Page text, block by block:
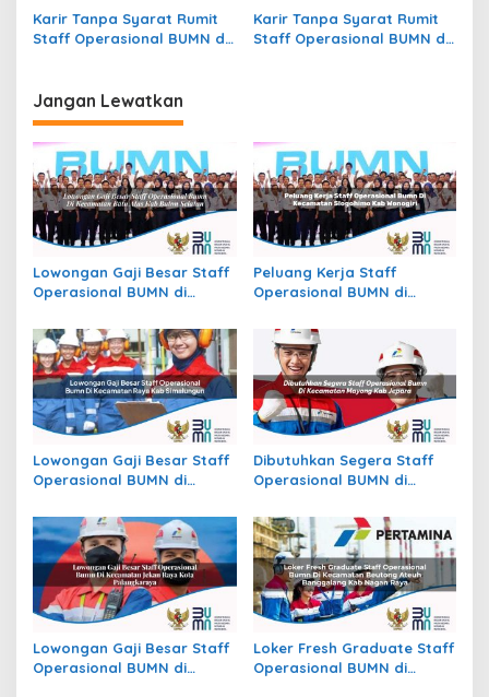
Kab. Demak
Kijang, Kab. Pelalawan
Karir Tanpa Syarat Rumit
Staff Operasional BUMN di
Karir Tanpa Syarat Rumit
Staff Operasional BUMN di
Jangan Lewatkan
Lowongan Gaji Besar Staff
Operasional BUMN di
Buton Selatan
Peluang Kerja Staff
Operasional BUMN di
Kab. Wonogiri
Lowongan Gaji Besar Staff
Operasional BUMN di
Simalungun
Dibutuhkan Segera Staff
Operasional BUMN di
Jepara
Lowongan Gaji Besar Staff
Operasional BUMN di
Loker Fresh Graduate Staff
Operasional BUMN di